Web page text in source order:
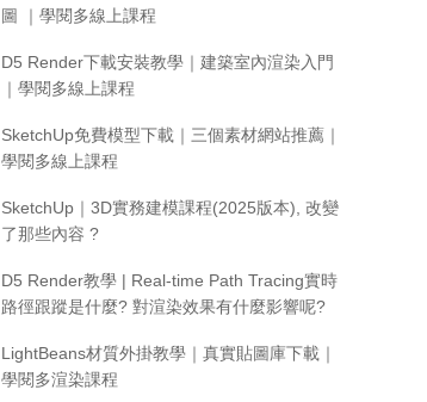
圖 ｜學閱多線上課程
D5 Render下載安裝教學｜建築室內渲染入門
｜學閱多線上課程
SketchUp免費模型下載｜三個素材網站推薦｜
學閱多線上課程
SketchUp｜3D實務建模課程(2025版本), 改變
了那些內容 ?
D5 Render教學 | Real-time Path Tracing實時
路徑跟蹤是什麼? 對渲染效果有什麼影響呢?
LightBeans材質外掛教學｜真實貼圖庫下載｜
學閱多渲染課程